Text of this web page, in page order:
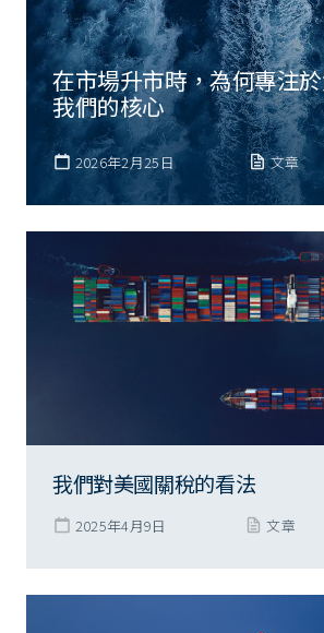
在市場升市時，為何專注
我們的核心
2026年2月25日 文章
我們對美國關稅的看法
2025年4月9日 文章